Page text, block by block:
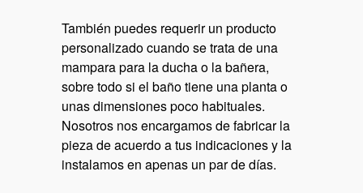
También puedes requerir un producto
personalizado cuando se trata de una
mampara para la ducha o la bañera,
sobre todo si el baño tiene una planta o
unas dimensiones poco habituales.
Nosotros nos encargamos de fabricar la
pieza de acuerdo a tus indicaciones y la
instalamos en apenas un par de días.